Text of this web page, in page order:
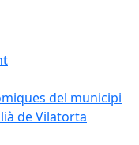
del municipi
de Vilatorta